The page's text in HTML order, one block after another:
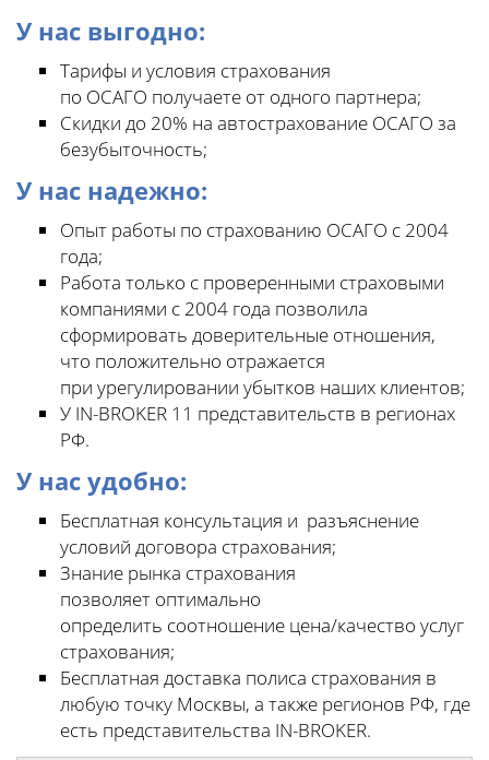
У нас выгодно:
Тарифы и условия страхования
по ОСАГО получаете от одного партнера;
Скидки до 20% на автострахование ОСАГО за
безубыточность;
У нас надежно:
Опыт работы по страхованию ОСАГО с 2004
года;
Работа только с проверенными страховыми
компаниями с 2004 года позволила
сформировать доверительные отношения,
что положительно отражается
при урегулировании убытков наших клиентов;
У IN-BROKER 11 представительств в регионах
РФ.
У нас удобно:
Бесплатная консультация и разъяснение
условий договора страхования;
Знание рынка страхования
позволяет оптимально
определить соотношение цена/качество услуг
страхования;
Бесплатная доставка полиса страхования в
любую точку Москвы, а также регионов РФ, где
есть представительства IN-BROKER.